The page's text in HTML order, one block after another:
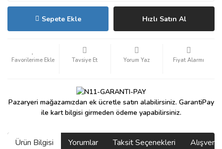
Sepete Ekle Hızlı Satın Al
Tavsiye Et Yorum Yaz Fiyat Alarmı
Pazaryeri mağazamızdan ek ücretle satın alabilirsiniz. GarantiPay
ile kart bilgisi girmeden ödeme yapabilirsiniz.
Ürün Bilgisi Yorumlar Taksit Seçenekleri